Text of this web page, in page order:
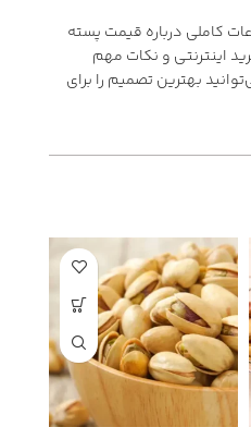
کاملی درباره قیمت پسته
اینترنتی و نکات مهم
بهترین تصمیم را برای